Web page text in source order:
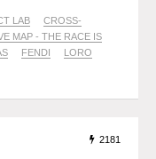
LAB
CROSS-
MAP - THE RACE IS
FENDI
LORO
2181